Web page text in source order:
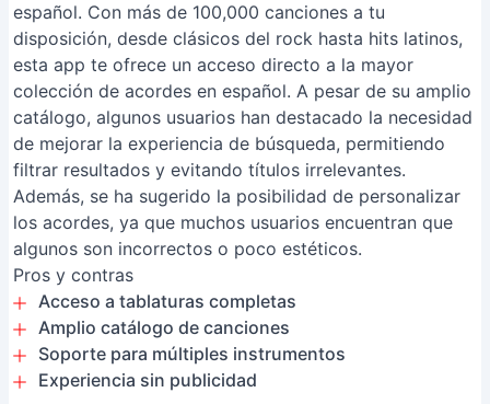
español. Con más de 100,000 canciones a tu
disposición, desde clásicos del rock hasta hits latinos,
esta app te ofrece un acceso directo a la mayor
colección de acordes en español. A pesar de su amplio
catálogo, algunos usuarios han destacado la necesidad
de mejorar la experiencia de búsqueda, permitiendo
filtrar resultados y evitando títulos irrelevantes.
Además, se ha sugerido la posibilidad de personalizar
los acordes, ya que muchos usuarios encuentran que
algunos son incorrectos o poco estéticos.
Pros y contras
Acceso a tablaturas completas
Amplio catálogo de canciones
Soporte para múltiples instrumentos
Experiencia sin publicidad